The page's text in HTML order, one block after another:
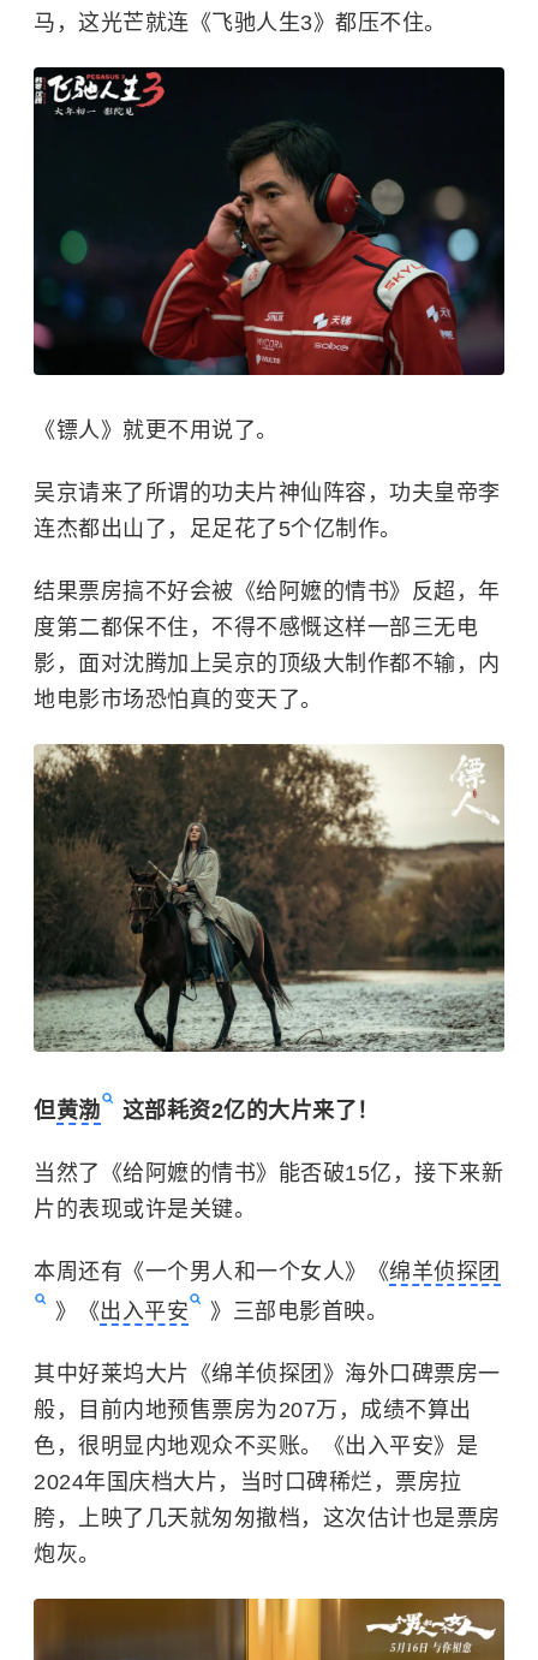
马，这光芒就连《飞驰人生3》都压不住。
《镖人》就更不用说了。
吴京请来了所谓的功夫片神仙阵容，功夫皇帝李
连杰都出山了，足足花了5个亿制作。
结果票房搞不好会被《给阿嬷的情书》反超，年
度第二都保不住，不得不感慨这样一部三无电
影，面对沈腾加上吴京的顶级大制作都不输，内
地电影市场恐怕真的变天了。
但黄渤 这部耗资2亿的大片来了！
当然了《给阿嬷的情书》能否破15亿，接下来新
片的表现或许是关键。
本周还有《一个男人和一个女人》《绵羊侦探团
》《出入平安 》三部电影首映。
其中好莱坞大片《绵羊侦探团》海外口碑票房一
般，目前内地预售票房为207万，成绩不算出
色，很明显内地观众不买账。《出入平安》是
2024年国庆档大片，当时口碑稀烂，票房拉
胯，上映了几天就匆匆撤档，这次估计也是票房
炮灰。